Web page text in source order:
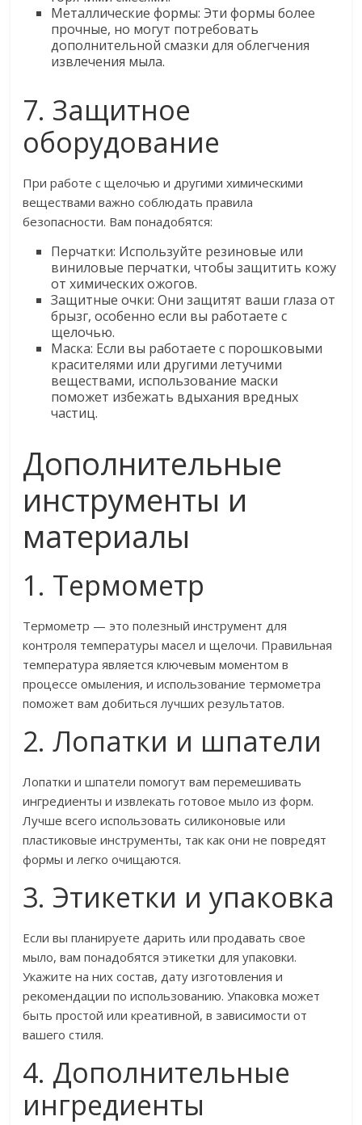
Металлические формы: Эти формы более
прочные, но могут потребовать
дополнительной смазки для облегчения
извлечения мыла.
7. Защитное
оборудование
При работе с щелочью и другими химическими
веществами важно соблюдать правила
безопасности. Вам понадобятся:
Перчатки: Используйте резиновые или
виниловые перчатки, чтобы защитить кожу
от химических ожогов.
Защитные очки: Они защитят ваши глаза от
брызг, особенно если вы работаете с
щелочью.
Маска: Если вы работаете с порошковыми
красителями или другими летучими
веществами, использование маски
поможет избежать вдыхания вредных
частиц.
Дополнительные
инструменты и
материалы
1. Термометр
Термометр — это полезный инструмент для
контроля температуры масел и щелочи. Правильная
температура является ключевым моментом в
процессе омыления, и использование термометра
поможет вам добиться лучших результатов.
2. Лопатки и шпатели
Лопатки и шпатели помогут вам перемешивать
ингредиенты и извлекать готовое мыло из форм.
Лучше всего использовать силиконовые или
пластиковые инструменты, так как они не повредят
формы и легко очищаются.
3. Этикетки и упаковка
Если вы планируете дарить или продавать свое
мыло, вам понадобятся этикетки для упаковки.
Укажите на них состав, дату изготовления и
рекомендации по использованию. Упаковка может
быть простой или креативной, в зависимости от
вашего стиля.
4. Дополнительные
ингредиенты